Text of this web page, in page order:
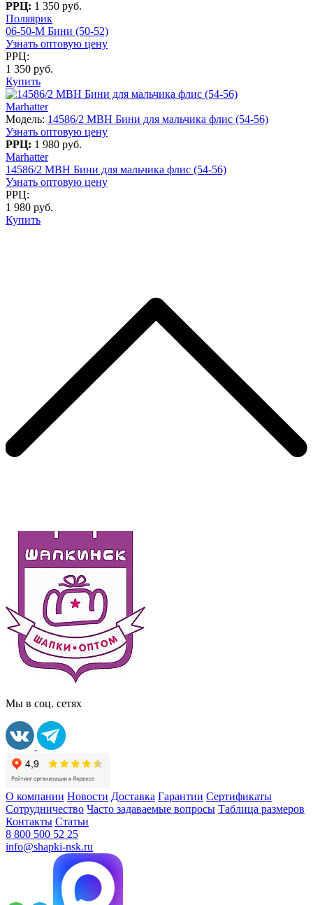
РРЦ: 1 350 руб.
Поляярик
06-50-M Бини (50-52)
Узнать оптовую цену
РРЦ:
1 350 руб.
Купить
Marhatter
Модель: 14586/2 MBH Бини для мальчика флис (54-56)
Узнать оптовую цену
РРЦ: 1 980 руб.
Marhatter
14586/2 MBH Бини для мальчика флис (54-56)
Узнать оптовую цену
РРЦ:
1 980 руб.
Купить
Мы в соц. сетях
О компании Новости Доставка Гарантии Сертификаты
Сотрудничество Часто задаваемые вопросы Таблица размеров
Контакты Статьи
8 800 500 52 25
info@shapki-nsk.ru